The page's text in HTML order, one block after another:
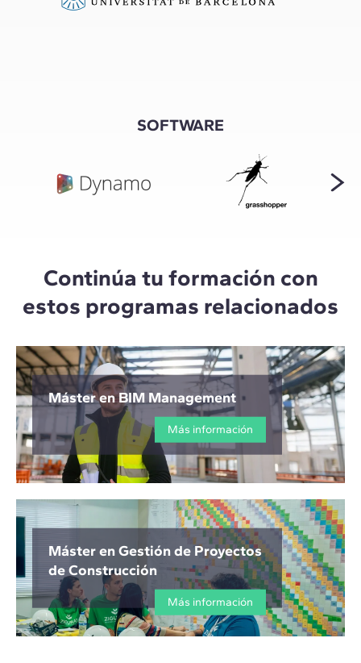
SOFTWARE
Continúa tu formación con
estos programas relacionados
Máster en BIM Management
Más información
Máster en Gestión de Proyectos
de Construcción
Más información